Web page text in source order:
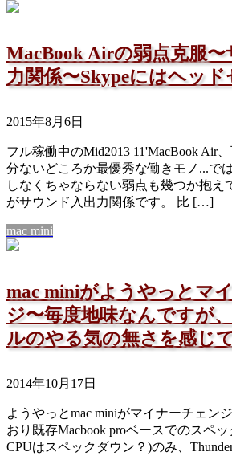
MacBook Airの弱点克服
力関係〜Skypeにはヘッ
2015年8月6日
フル稼働中のMid2013 11'MacBook Air
分ないどころか最優秀な働きモノ...で
しなくちゃならない弱点も幾つか抱え
がサウンド入出力関係です。 比 […]
mac mini
mac miniがようやっとマ
ジ〜毎度地味なんですが
ルのやる気の無さを感じ
2014年10月17日
ようやっとmac miniがマイナーチェン
おり既存Macbook proベースでのスペ
CPUはスペックダウン？)のみ、